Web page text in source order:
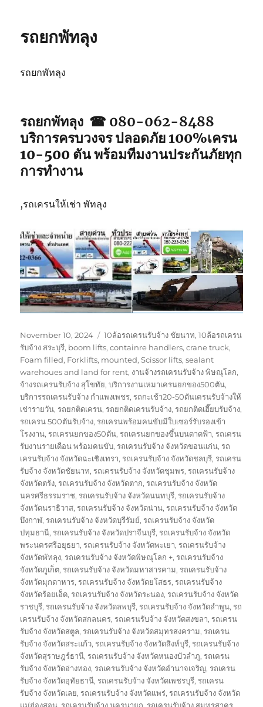
รถยกพัทลุง
รถยกพัทลุง
รถยกพัทลุง ☎ 080-062-8488
บริการครบวงจร ปลอดภัย 100%เครน
10-500 ตัน พร้อมทีมงานประกันภัยทุก
การทำงาน
,รถเครนให้เช่า พัทลุง
Posted
on
November 10, 2024 Tags
10ล้อรถเครนรับจ้าง ชัยนาท,10ล้อรถเครน
รับจ้าง สระบุรี, boom lifts,containre handlers,crane truck,
Foam filled, Forklifts, mounted,Scissor lifts,sealant
warehoues and land for rent, งานจ้างรถเครนรับจ้าง พิษณุโลก,
จ้างรถเครนรับจ้าง สุโขทัย,บริการงานเหมาเครนยกของ500ตัน,
บริการรถเครนรับจ้าง กำแพงเพชร,รถกะเช้า20-50ตันเครนรับจ้างให้
เช่ารายวัน,รถยกติดเครน,รถยกติดเครนรับจ้าง,รถยกติดเฮี๊ยบรับจ้าง,
รถเครน 500ตันรับจ้าง,รถเครนพร้อมคนขับมีใบเซอร์รับรองเข้า
โรงงาน,รถเครนยกของ50ตัน,รถเครนยกของขึ้นบนดาดฟ้า,รถเครน
รับงานรายเดือน พร้อมคนขับ,รถเครนรับจ้าง จังหวัดขอนแก่น,รถ
เครนรับจ้าง จังหวัดฉะเชิงเทรา,รถเครนรับจ้าง จังหวัดชลบุรี,รถเครน
รับจ้าง จังหวัดชัยนาท,รถเครนรับจ้าง จังหวัดชุมพร,รถเครนรับจ้าง
จังหวัดตรัง,รถเครนรับจ้าง จังหวัดตาก,รถเครนรับจ้าง จังหวัด
นครศรีธรรมราช,รถเครนรับจ้าง จังหวัดนนทบุรี,รถเครนรับจ้าง
จังหวัดนราธิวาส,รถเครนรับจ้าง จังหวัดน่าน,รถเครนรับจ้าง จังหวัด
บึงกาฬ,รถเครนรับจ้าง จังหวัดบุรีรัมย์,รถเครนรับจ้าง จังหวัด
ปทุมธานี,รถเครนรับจ้าง จังหวัดปราจีนบุรี,รถเครนรับจ้าง จังหวัด
พระนครศรีอยุธยา,รถเครนรับจ้าง จังหวัดพะเยา,รถเครนรับจ้าง
จังหวัดพัทลุง,รถเครนรับจ้าง จังหวัดพิษณุโลก +,รถเครนรับจ้าง
จังหวัดภูเก็ต,รถเครนรับจ้าง จังหวัดมหาสารคาม,รถเครนรับจ้าง
จังหวัดมุกดาหาร,รถเครนรับจ้าง จังหวัดยโสธร,รถเครนรับจ้าง
จังหวัดร้อยเอ็ด,รถเครนรับจ้าง จังหวัดระนอง,รถเครนรับจ้าง จังหวัด
ราชบุรี,รถเครนรับจ้าง จังหวัดลพบุรี,รถเครนรับจ้าง จังหวัดลำพูน,รถ
เครนรับจ้าง จังหวัดสกลนคร,รถเครนรับจ้าง จังหวัดสงขลา,รถเครน
รับจ้าง จังหวัดสตูล,รถเครนรับจ้าง จังหวัดสมุทรสงคราม,รถเครน
รับจ้าง จังหวัดสระแก้ว,รถเครนรับจ้าง จังหวัดสิงห์บุรี,รถเครนรับจ้าง
จังหวัดสุราษฎร์ธานี,รถเครนรับจ้าง จังหวัดหนองบัวลำภู,รถเครน
รับจ้าง จังหวัดอ่างทอง,รถเครนรับจ้าง จังหวัดอำนาจเจริญ,รถเครน
รับจ้าง จังหวัดอุทัยธานี,รถเครนรับจ้าง จังหวัดเพชรบุรี,รถเครน
รับจ้าง จังหวัดเลย,รถเครนรับจ้าง จังหวัดแพร่,รถเครนรับจ้าง จังหวัด
แม่ฮ่องสอน ,รถเครนรับจ้าง นครนายก ,รถเครนรับจ้าง สมุทรสาคร